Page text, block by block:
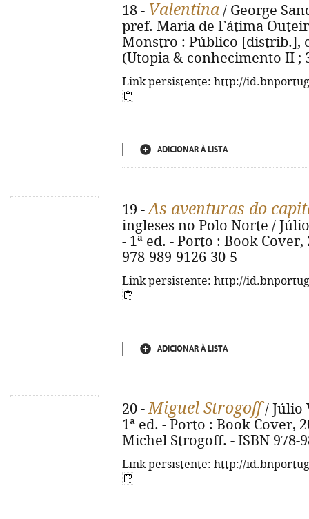
18 - Valentina / George
pref. Maria de Fátima
Monstro : Público [distrib.],
(Utopia & conhecimento II ;
Link persistente: http://
ADICIONAR À LISTA
19 -As aventuras do
ingleses no Polo Norte /
- 1ª ed. - Porto : Book Cover,
978-989-9126-30-5
Link persistente: http://
ADICIONAR À LISTA
20 -Miguel Strogoff/ Júlio
1ª ed. - Porto : Book Cover,
Michel Strogoff. - ISBN 978-
Link persistente: http://